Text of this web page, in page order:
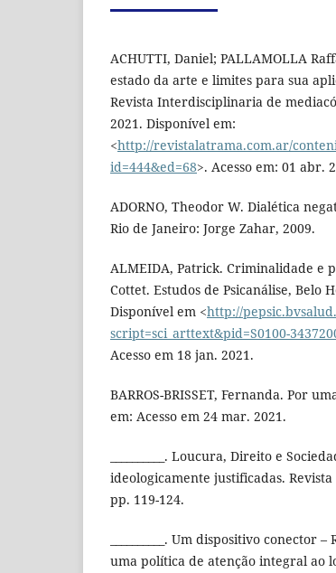
ACHUTTI, Daniel; PALLAMOLLA
estado da arte e limites para sua
Revista Interdisciplinaria de
2021. Disponível em:
<http://revistalatrama.com.ar/
id=444&ed=68>. Acesso em: 01 abr.
ADORNO, Theodor W. Dialética
Rio de Janeiro: Jorge Zahar, 2009.
ALMEIDA, Patrick. Criminalidade e
Cottet. Estudos de Psicanálise, Belo
Disponível em <http://
script=sci_arttext&pid=S0100-
Acesso em 18 jan. 2021.
BARROS-BRISSET, Fernanda. Por
em: Acesso em 24 mar. 2021.
__________. Loucura, Direito e
ideologicamente justificadas.
pp. 119-124.
__________. Um dispositivo conector
uma política de atenção integral ao